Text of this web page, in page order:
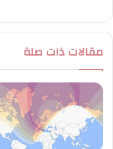
مقالات ذات صلة